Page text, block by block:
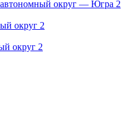
округ — Югра 2
округ 2
округ 2